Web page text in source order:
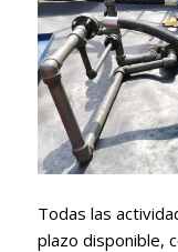
Todas las
plazo disponible,